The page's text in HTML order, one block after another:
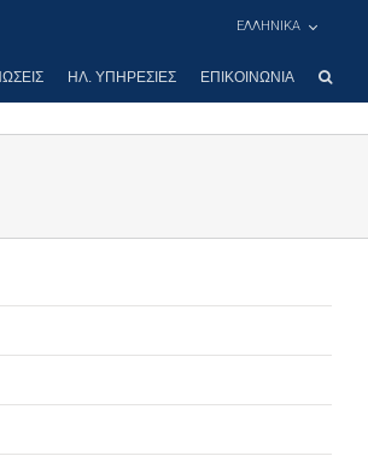
ΕΛΛΗΝΙΚΑ
ΗΛ. ΥΠΗΡΕΣΊΕΣ ΕΠΙΚΟΙΝΩΝΊΑ